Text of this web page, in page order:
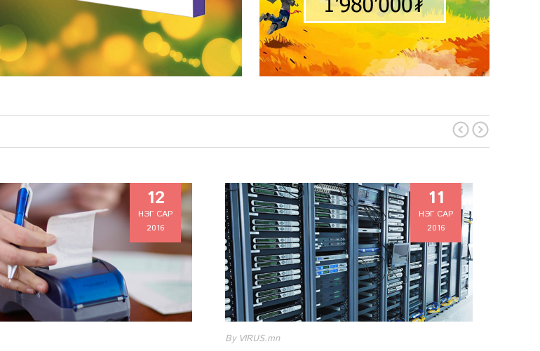
12
НЭГ САР
2016
11
НЭГ САР
2016
By VIRUS.mn